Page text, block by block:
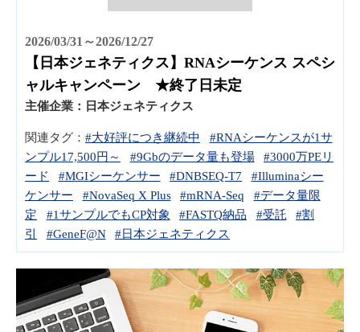
2026/03/31～2026/12/27
【日本ジェネティクス】RNAシーケンス スペシ
ャルキャンペーン ★終了日未定
主催企業： 日本ジェネティクス
関連タグ： #大好評につき継続中
#RNAシーケンスが1サ
ンプル17,500円～
#9Gbのデータ量も登場
#3000万PEリ
ード
#MGIシーケンサー #DNBSEQ-T7
#Illuminaシー
ケンサー
#NovaSeq X Plus #mRNA-Seq
#データ量限
定
#1サンプルでもCP対象 #FASTQ納品 #受託
#割
引
#GeneF@N #日本ジェネティクス